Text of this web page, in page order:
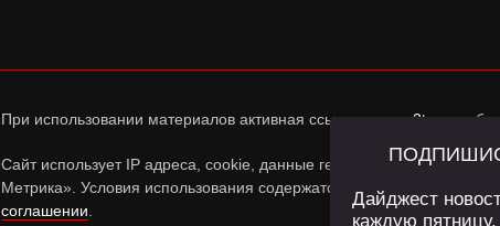
При использовании материалов активная ссылка наapp2top.ru
Сайт использует IP адреса, cookie, данные геолокации
Метрика». Условия использования содержатся в
Политике
соглашении
Дайджест
каждую пятницу.